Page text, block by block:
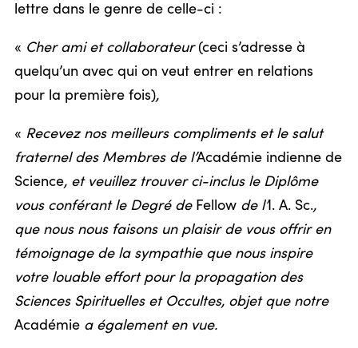
lettre dans le genre de celle-ci :
« Cher ami et collaborateur(ceci s’adresse à
quelqu’un avec qui on veut entrer en relations
pour la première fois),
« Recevez nos meilleurs compliments et le salut
fraternel des Membres de l’Académie indienne de
Science, et veuillez trouver ci-inclus le Diplôme
vous conférant le Degré de Fellow de l’I. A. Sc.,
que nous nous faisons un plaisir de vous offrir en
témoignage de la sympathie que nous inspire
votre louable effort pour la propagation des
Sciences Spirituelles et Occultes, objet que notre
Académie a également en vue.